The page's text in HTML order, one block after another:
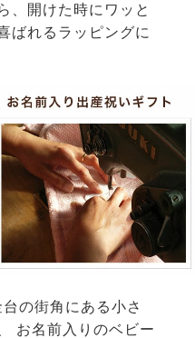
、開けた時にワッと
ばれるラッピングに
の街角にある小さ
お名前入りのベビー